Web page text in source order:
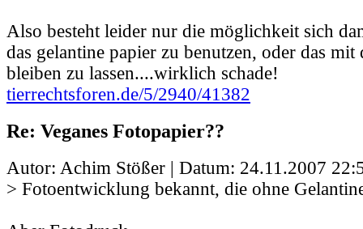
Also besteht leider nur die möglichkeit sich
das gelantine papier zu benutzen, oder das
bleiben zu lassen....wirklich schade!
tierrechtsforen.de/5/2940/41382
Re: Veganes Fotopapier??
Autor: Achim Stößer | Datum: 24.11.2007
> Fotoentwicklung bekannt, die ohne